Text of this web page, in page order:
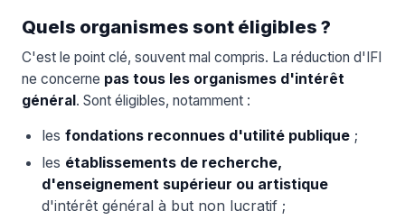
Quels organismes sont éligibles ?
C'est le point clé, souvent mal compris. La réduction d'IFI
ne concerne pas tous les organismes d'intérêt
général . Sont éligibles, notamment :
lesfondations reconnues d'utilité publique ;
les établissements de recherche,
d'enseignement supérieur ou artistique
d'intérêt général à but non lucratif ;